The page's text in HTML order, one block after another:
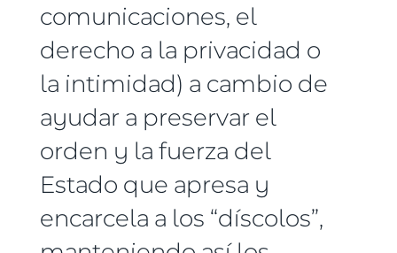
comunicaciones, el
derecho a la privacidad o
la intimidad) a cambio de
ayudar a preservar el
orden y la fuerza del
Estado que apresa y
encarcela a los “díscolos”,